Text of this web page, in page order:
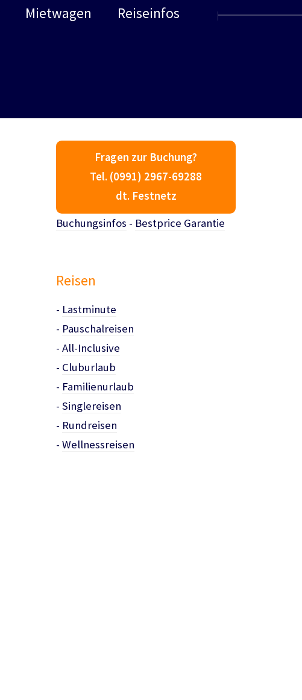
Mietwagen Reiseinfos
Fragen zur Buchung?
Tel. (0991) 2967-69288
dt. Festnetz
Buchungsinfos - Bestprice Garantie
Reisen
- Lastminute
- Pauschalreisen
- All-Inclusive
- Cluburlaub
- Familienurlaub
- Singlereisen
- Rundreisen
- Wellnessreisen